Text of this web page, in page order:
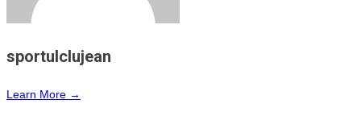
sportulclujean
Learn More →